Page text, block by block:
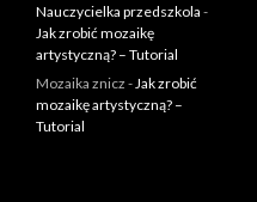
Nauczycielka przedszkola -
Jak zrobić mozaikę
artystyczną? – Tutorial
Mozaika znicz -Jak zrobić
mozaikę artystyczną? –
Tutorial